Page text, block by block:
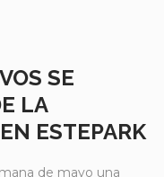
SE
LA
ESTEPARK
de mayo una